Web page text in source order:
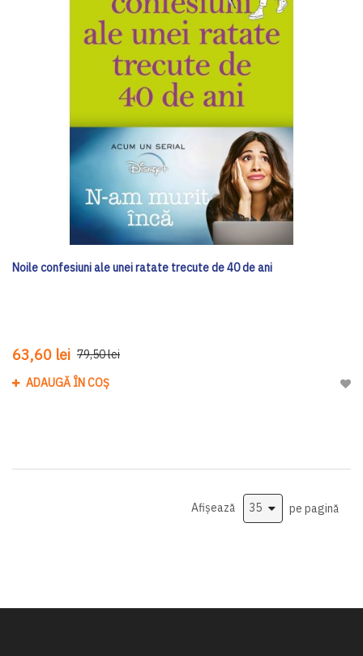
Noile confesiuni ale unei ratate trecute de 40 de ani
63,60 lei 79,50 lei
ADAUGĂ ÎN COȘ
Afișează pe pagină